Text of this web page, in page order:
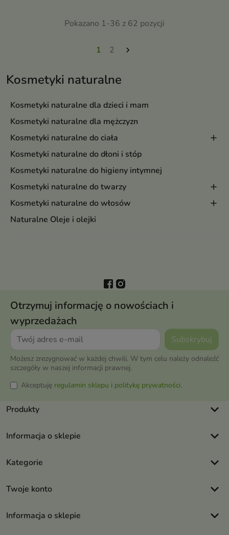
Kosmetyki naturalne
Kosmetyki naturalne dla dzieci i mam
Kosmetyki naturalne dla mężczyzn
Kosmetyki naturalne do ciała
Kosmetyki naturalne do dłoni i stóp
Kosmetyki naturalne do higieny intymnej
Kosmetyki naturalne do twarzy
Kosmetyki naturalne do włosów
Naturalne Oleje i olejki
Pokazano 1-36 z 62 pozycji
1 2 
Otrzymuj informację o nowościach i
wyprzedażach
Możesz zrezygnować w każdej chwili. W tym celu należy odnaleźć
szczegóły w naszej informacji prawnej.
Akceptuję regulamin sklepu i politykę prywatności.
Produkty keyboard_arrow_down
Informacja o sklepie keyboard_arrow_down
Kategorie keyboard_arrow_down
Twoje konto keyboard_arrow_down
Informacja o sklepie keyboard_arrow_down